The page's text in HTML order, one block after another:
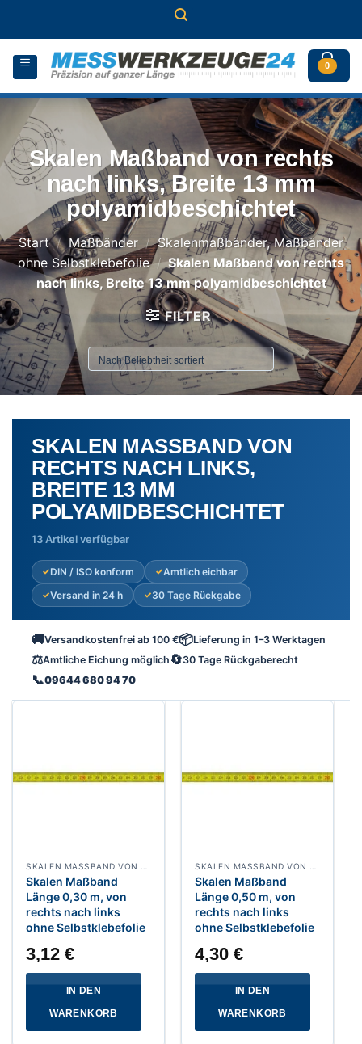
0
Skalen Maßband von rechts
nach links, Breite 13 mm
polyamidbeschichtet
Start / Maßbänder / Skalenmaßbänder, Maßbänder
ohne Selbstklebefolie / Skalen Maßband von rechts
nach links, Breite 13 mm polyamidbeschichtet
FILTER
SKALEN MASSBAND VON R
ECHTS NACH LINKS, B
REITE 13 MM P
OLYAMIDBESCHICHTET
13 Artikel verfügbar
DIN / ISO konform
Amtlich eichbar
Versand in 24 h
30 Tage Rückgabe
🚚Versandkostenfrei ab 100 €📦Lieferung in 1–3 Werktagen
⚖️Amtliche Eichung möglich 🔄30 Tage Rückgaberecht
📞09644 680 94 70
SKALEN MASSBAND VON RECHTS NACH LINKS, BREITE 13 MM POLYAMIDBESCHICHTET
Skalen Maßband
Länge 0,30 m, von
rechts nach links
ohne Selbstklebefolie
3,12€
IN DEN
WARENKORB
SKALEN MASSBAND VON RECHTS NACH LINKS, BREITE 13 MM POLYAMIDBESCHICHTET
Skalen Maßband
Länge 0,50 m, von
rechts nach links
ohne Selbstklebefolie
4,30€
IN DEN
WARENKORB